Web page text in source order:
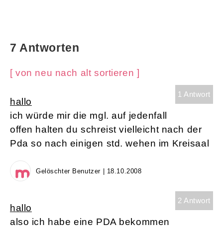
7 Antworten
[ von neu nach alt sortieren ]
1 Antwort
hallo
ich würde mir die mgl. auf jedenfall
offen halten du schreist vielleicht nach der
Pda so nach einigen std. wehen im Kreisaal
Gelöschter Benutzer | 18.10.2008
2 Antwort
hallo
also ich habe eine PDA bekommen